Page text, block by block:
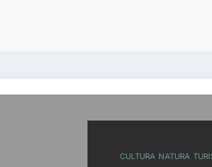
CULTURA NATURA